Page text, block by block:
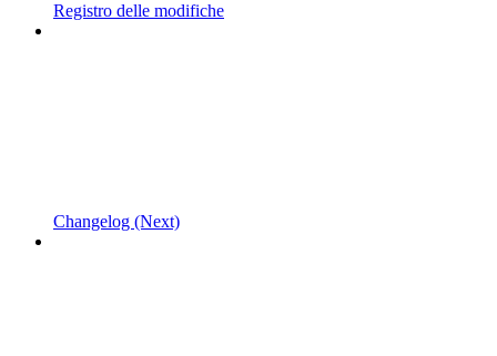
Registro delle modifiche
Changelog (Next)